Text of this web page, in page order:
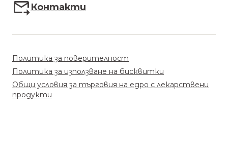
Контакти
Политика за поверителност
Политика за използване на бисквитки
Общи условия за търговия на едро с лекарствени
продукти